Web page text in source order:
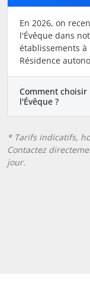
En 2026, on
l'Évêque dans
établissements
Résidence
Comment choisir
l'Évêque ?
* Tarifs indicatifs,
Contactez
jour.